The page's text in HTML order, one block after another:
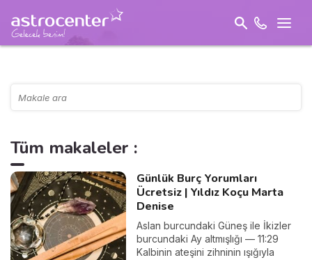
Tüm makaleler :
Günlük Burç Yorumları
Ücretsiz | Yıldız Koçu Marta
Denise
Aslan burcundaki Güneş ile İkizler
burcundaki Ay altmışlığı — 11:29
Kalbinin ateşini zihninin ışığıyla